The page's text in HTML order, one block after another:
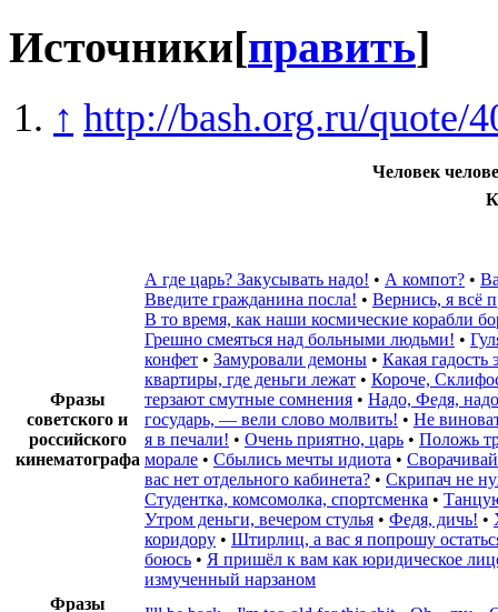
Источники[править]
↑ http://bash.org.ru/quote/
Человек
Фразы
советского и
российского
кинематографа
А где царь? Закусывать надо! • А компот? •
Введите гражданина посла!‎ • Вернись, я всё
В то время, как наши космические корабли
Грешно смеяться над больными людьми! •
конфет • Замуровали демоны • Какая гадость
квартиры, где деньги лежат • Короче,
терзают смутные сомнения • Надо, Федя, надо
государь, — вели слово молвить! • Не
я в печали! • Очень приятно, царь • Положь
морале • Сбылись мечты идиота •
вас нет отдельного кабинета? • Скрипач не
Студентка, комсомолка, спортсменка •
Утром деньги, вечером стулья • Федя, дичь! •
коридору • Штирлиц, а вас я попрошу
боюсь • Я пришёл к вам как юридическое
измученный нарзаном
Фразы